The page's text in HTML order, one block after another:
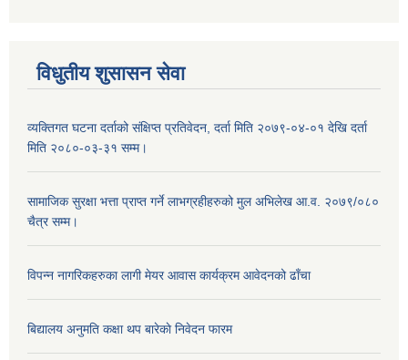
विधुतीय शुसासन सेवा
व्यक्तिगत घटना दर्ताको संक्षिप्त प्रतिवेदन, दर्ता मिति २०७९-०४-०१ देखि दर्ता
मिति २०८०-०३-३१ सम्म।
सामाजिक सुरक्षा भत्ता प्राप्त गर्ने लाभग्रहीहरुको मुल अभिलेख आ.व. २०७९/०८०
चैत्र सम्म।
विपन्न नागरिकहरुका लागी मेयर आवास कार्यक्रम आवेदनको ढाँचा
बिद्यालय अनुमति कक्षा थप बारेकाे निवेदन फारम